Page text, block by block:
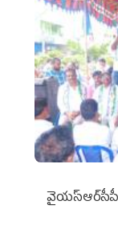
వైయ‌స్ఆర్‌సీపీ